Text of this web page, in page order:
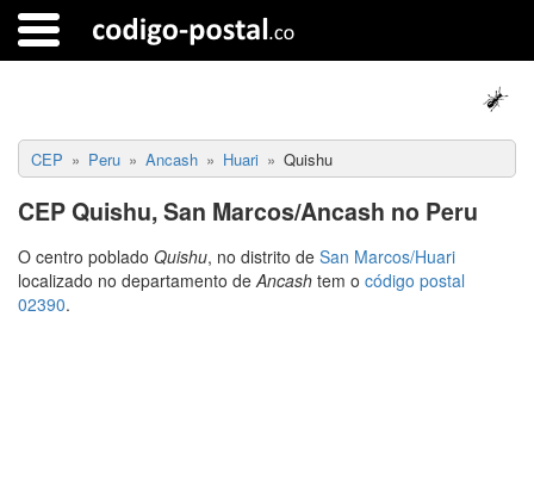
CEP Peru Ancash Huari Quishu
CEP Quishu, San Marcos/Ancash no Peru
O centro poblado Quishu, no distrito de San Marcos/Huari
localizado no departamento de Ancash tem o código postal
02390.